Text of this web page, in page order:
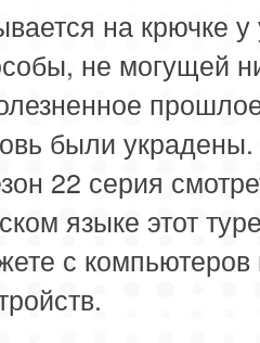
на крючке
не могущей
были украдены.
22 серия
языке этот
с компьютеров